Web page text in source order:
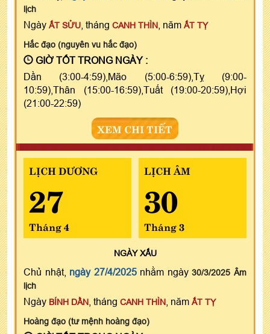
lịch
Ngày ẤT SỬU , tháng CANH THÌN , năm ẤT TỴ
Hắc đạo (nguyên vu hắc đạo)
GIỜ TỐT TRONG NGÀY :
Dần (3:00-4:59),Mão (5:00-6:59),Tỵ (9:00-
10:59),Thân (15:00-16:59),Tuất (19:00-20:59),Hợi
(21:00-22:59)
XEM CHI TIẾT
LỊCH DƯƠNG
27
Tháng 4
LỊCH ÂM
30
Tháng 3
NGÀYXẤU
Chủ nhật, ngày 27/4/2025nhằm ngày30/3/2025 Âm
lịch
Ngày BÍNH DẦN , tháng CANH THÌN , năm ẤT TỴ
Hoàng đạo (tư mệnh hoàng đạo)